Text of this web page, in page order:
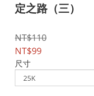
定之路（三）
NT$110
NT$99
尺寸